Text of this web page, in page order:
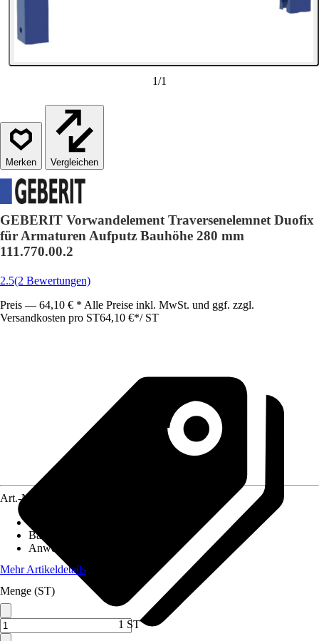
1/1
Vergleichen
GEBERIT Vorwandelement Traversenelemnet Duofix
für Armaturen Aufputz Bauhöhe 280 mm
111.770.00.2
2.5(2 Bewertungen)
Preis — 64,10 € * Alle Preise inkl. MwSt. und ggf. zzgl.
Versandkosten pro ST64,10 €*/ ST
Art.-Nr.
Bauhöhe
Anwendungsbereich
Mehr Artikeldetails
Menge (ST)
1 ST